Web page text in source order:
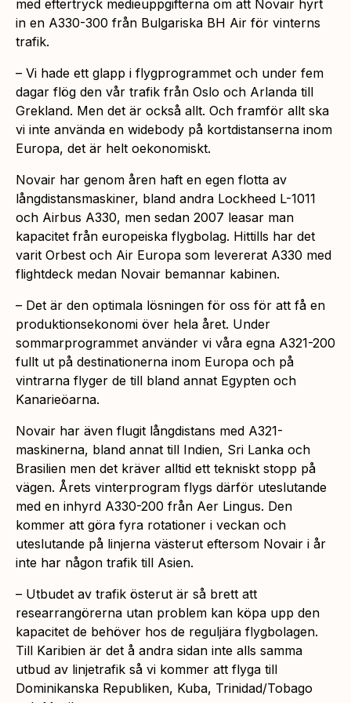
med eftertryck medieuppgifterna om att Novair hyrt
in en A330-300 från Bulgariska BH Air för vinterns
trafik.
– Vi hade ett glapp i flygprogrammet och under fem
dagar flög den vår trafik från Oslo och Arlanda till
Grekland. Men det är också allt. Och framför allt ska
vi inte använda en widebody på kortdistanserna inom
Europa, det är helt oekonomiskt.
Novair har genom åren haft en egen flotta av
långdistansmaskiner, bland andra Lockheed L-1011
och Airbus A330, men sedan 2007 leasar man
kapacitet från europeiska flygbolag. Hittills har det
varit Orbest och Air Europa som levererat A330 med
flightdeck medan Novair bemannar kabinen.
– Det är den optimala lösningen för oss för att få en
produktionsekonomi över hela året. Under
sommarprogrammet använder vi våra egna A321-200
fullt ut på destinationerna inom Europa och på
vintrarna flyger de till bland annat Egypten och
Kanarieöarna.
Novair har även flugit långdistans med A321-
maskinerna, bland annat till Indien, Sri Lanka och
Brasilien men det kräver alltid ett tekniskt stopp på
vägen. Årets vinterprogram flygs därför uteslutande
med en inhyrd A330-200 från Aer Lingus. Den
kommer att göra fyra rotationer i veckan och
uteslutande på linjerna västerut eftersom Novair i år
inte har någon trafik till Asien.
– Utbudet av trafik österut är så brett att
researrangörerna utan problem kan köpa upp den
kapacitet de behöver hos de reguljära flygbolagen.
Till Karibien är det å andra sidan inte alls samma
utbud av linjetrafik så vi kommer att flyga till
Dominikanska Republiken, Kuba, Trinidad/Tobago